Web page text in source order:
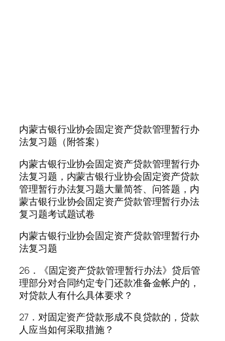
内蒙古银行业协会固定资产贷款管理暂行办
法复习题（附答案）
内蒙古银行业协会固定资产贷款管理暂行办
法复习题，内蒙古银行业协会固定资产贷款
管理暂行办法复习题大量简答、问答题，内
蒙古银行业协会固定资产贷款管理暂行办法
复习题考试题试卷
内蒙古银行业协会固定资产贷款管理暂行办
法复习题
26．《固定资产贷款管理暂行办法》贷后管
理部分对合同约定专门还款准备金帐户的，
对贷款人有什么具体要求？
27．对固定资产贷款形成不良贷款的，贷款
人应当如何采取措施？